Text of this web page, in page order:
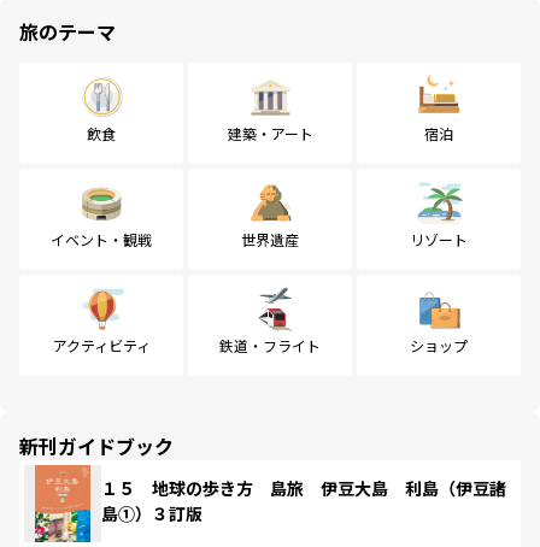
旅のテーマ
飲食 建築・アート 宿泊
イベント・観戦 世界遺産 リゾート
アクティビティ 鉄道・フライト ショップ
新刊ガイドブック
１５ 地球の歩き方 島旅 伊豆大島 利島（伊豆諸
島①）３訂版